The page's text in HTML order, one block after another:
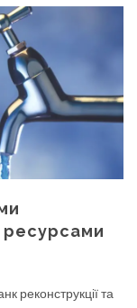
ресурсами
реконструкції та